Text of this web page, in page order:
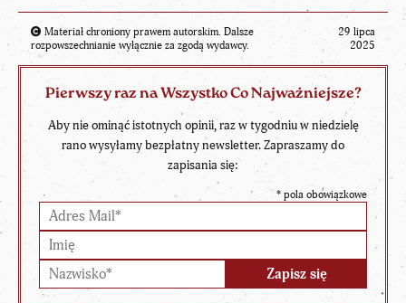
Materiał chroniony prawem autorskim. Dalsze
rozpowszechnianie wyłącznie za zgodą wydawcy.
29 lipca
2025
Pierwszy raz na Wszystko Co Najważniejsze?
Aby nie ominąć istotnych opinii, raz w tygodniu w niedzielę
rano wysyłamy bezpłatny newsletter. Zapraszamy do
zapisania się:
* pola obowiązkowe